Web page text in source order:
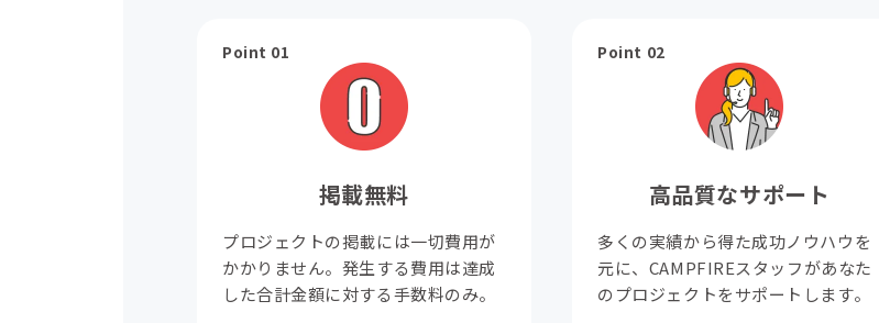
Point 01
掲載無料
プロジェクトの掲載には一切費用が
かかりません。発生する費用は達成
した合計金額に対する手数料のみ。
Point 02
高品質なサポート
多くの実績から得た成功ノウハウを
元に、CAMPFIREスタッフがあなた
のプロジェクトをサポートします。